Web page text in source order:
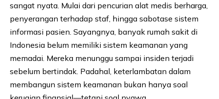
sangat nyata. Mulai dari pencurian alat medis berharga,
penyerangan terhadap staf, hingga sabotase sistem
informasi pasien. Sayangnya, banyak rumah sakit di
Indonesia belum memiliki sistem keamanan yang
memadai. Mereka menunggu sampai insiden terjadi
sebelum bertindak. Padahal, keterlambatan dalam
membangun sistem keamanan bukan hanya soal